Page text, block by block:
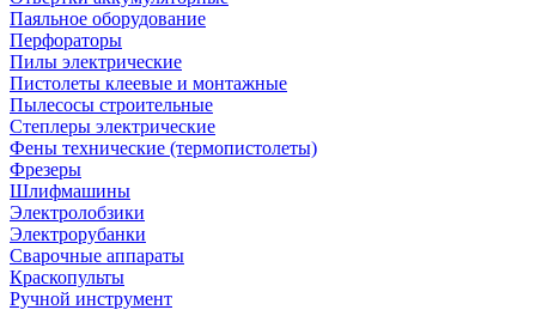
Паяльное оборудование
Перфораторы
Пилы электрические
Пистолеты клеевые и монтажные
Пылесосы строительные
Степлеры электрические
Фены технические (термопистолеты)
Фрезеры
Шлифмашины
Электролобзики
Электрорубанки
Сварочные аппараты
Краскопульты
Ручной инструмент